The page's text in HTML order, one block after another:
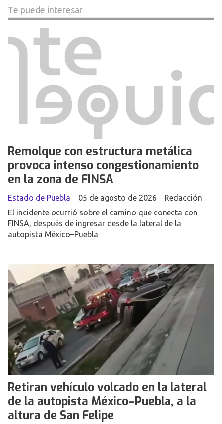
Te puede interesar
Remolque con estructura metálica
provoca intenso congestionamiento
en la zona de FINSA
Redacción
Estado de Puebla
05 de agosto de 2026
El incidente ocurrió sobre el camino que conecta con
FINSA, después de ingresar desde la lateral de la
autopista México–Puebla
Retiran vehículo volcado en la lateral
de la autopista México–Puebla, a la
altura de San Felipe